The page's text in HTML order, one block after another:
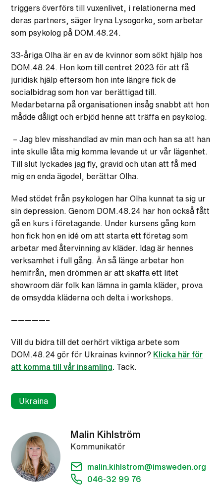
triggers överförs till vuxenlivet, i relationerna med
deras partners, säger Iryna Lysogorko, som arbetar
som psykolog på DOM.48.24.
33-åriga Olha är en av de kvinnor som sökt hjälp hos
DOM.48.24. Hon kom till centret 2023 för att få
juridisk hjälp eftersom hon inte längre fick de
socialbidrag som hon var berättigad till.
Medarbetarna på organisationen insåg snabbt att hon
mådde dåligt och erbjöd henne att träffa en psykolog.
– Jag blev misshandlad av min man och han sa att han
inte skulle låta mig komma levande ut ur vår lägenhet.
Till slut lyckades jag fly, gravid och utan att få med
mig en enda ägodel, berättar Olha.
Med stödet från psykologen har Olha kunnat ta sig ur
sin depression. Genom DOM.48.24 har hon också fått
gå en kurs i företagande. Under kursens gång kom
hon fick hon en idé om att starta ett företag som
arbetar med återvinning av kläder. Idag är hennes
verksamhet i full gång. Än så länge arbetar hon
hemifrån, men drömmen är att skaffa ett litet
showroom där folk kan lämna in gamla kläder, prova
de omsydda kläderna och delta i workshops.
—————–
Vill du bidra till det oerhört viktiga arbete som
DOM.48.24 gör för Ukrainas kvinnor? Klicka här för
att komma till vår insamling
Tack.
Ukraina
Malin Kihlström
Kommunikatör
malin.kihlstrom@imsweden.org
046-32 99 76